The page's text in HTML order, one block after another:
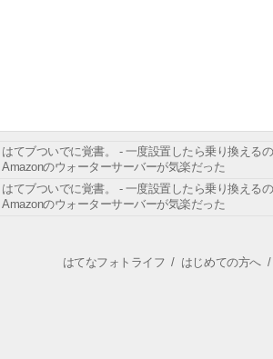
はてブついでに覚書。 - 一度設置したら乗り換える
Amazonのウォーターサーバーが気楽だった
はてブついでに覚書。 - 一度設置したら乗り換える
Amazonのウォーターサーバーが気楽だった
はてなフォトライフ / はじめての方へ/